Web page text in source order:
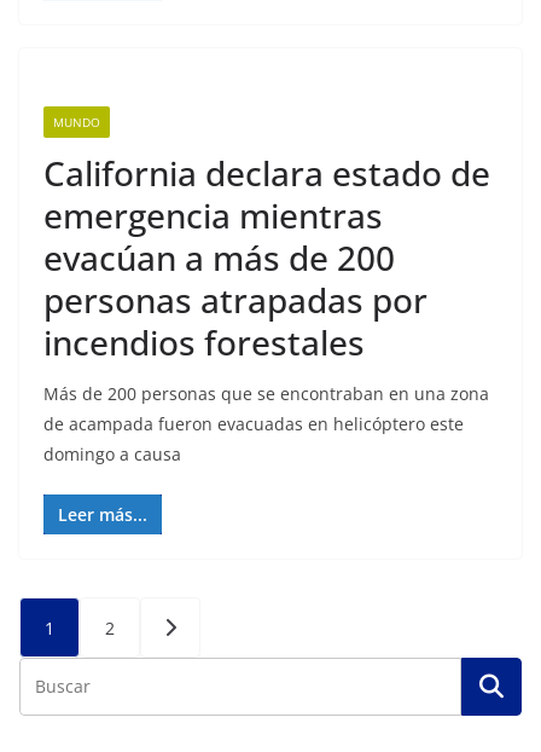
MUNDO
California declara estado de
emergencia mientras
evacúan a más de 200
personas atrapadas por
incendios forestales
Más de 200 personas que se encontraban en una zona
de acampada fueron evacuadas en helicóptero este
domingo a causa
Leer más...
Posts
pagination
1 2